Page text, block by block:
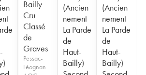
Bailly
Cru
Classé
de
Graves
Pessac-
Léognan
(Ancien
nement
La Parde
de
Haut-
Bailly)
(Ancien
nement
La Parde
de
Haut-
Bailly)